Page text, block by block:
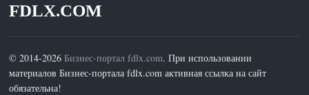
FDLX.COM
© 2014-2026Бизнес-портал fdlx.com. При использовании
материалов Бизнес-портала fdlx.com активная ссылка на сайт
обязательна!